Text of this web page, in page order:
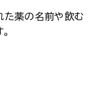
た薬の名前や飲む